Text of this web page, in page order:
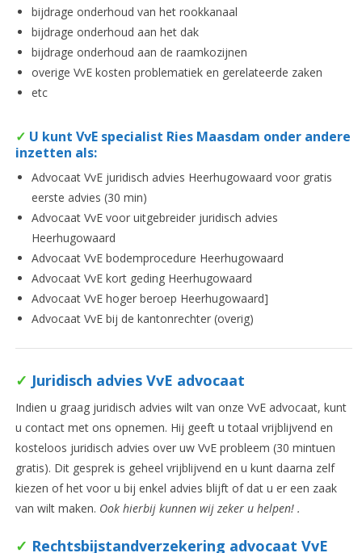
bijdrage onderhoud van het rookkanaal
bijdrage onderhoud aan het dak
bijdrage onderhoud aan de raamkozijnen
overige VvE kosten problematiek en gerelateerde zaken
etc
✓ U kunt VvE specialist Ries Maasdam onder andere
inzetten als:
Advocaat VvE juridisch advies Heerhugowaard voor gratis
eerste advies (30 min)
Advocaat VvE voor uitgebreider juridisch advies
Heerhugowaard
Advocaat VvE bodemprocedure Heerhugowaard
Advocaat VvE kort geding Heerhugowaard
Advocaat VvE hoger beroep Heerhugowaard]
Advocaat VvE bij de kantonrechter (overig)
✓ Juridisch advies VvE advocaat
Indien u graag juridisch advies wilt van onze VvE advocaat, kunt
u contact met ons opnemen. Hij geeft u totaal vrijblijvend en
kosteloos juridisch advies over uw VvE probleem (30 mintuen
gratis). Dit gesprek is geheel vrijblijvend en u kunt daarna zelf
kiezen of het voor u bij enkel advies blijft of dat u er een zaak
van wilt maken. Ook hierbij kunnen wij zeker u helpen! .
✓ Rechtsbijstandverzekering advocaat VvE